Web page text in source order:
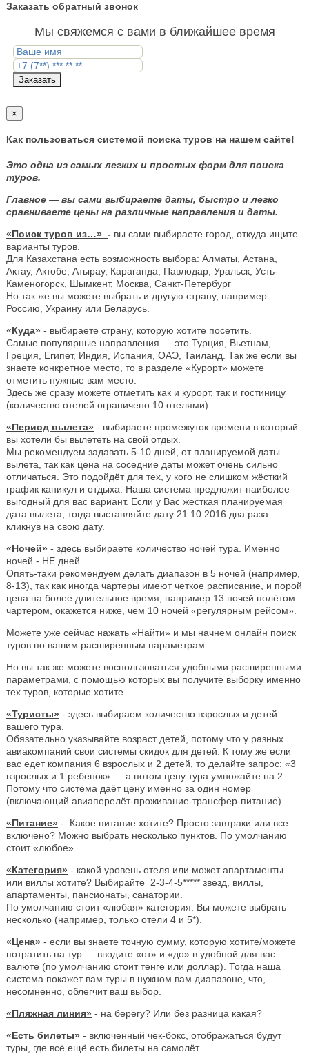
Заказать обратный звонок
Мы свяжемся с вами в ближайшее время
Заказать
×
Как пользоваться системой поиска туров на нашем сайте!
Это одна из самых легких и простых форм для поиска
туров.
Главное — вы сами выбираете даты, быстро и легко
сравниваете цены на различные направления и даты.
«Поиск туров из…» - вы сами выбираете город, откуда ищите
варианты туров.
Для Казахстана есть возможность выбора: Алматы, Астана,
Актау, Актобе, Атырау, Караганда, Павлодар, Уральск, Усть-
Каменогорск, Шымкент, Москва, Санкт-Петербург
Но так же вы можете выбрать и другую страну, например
Россию, Украину или Беларусь.
«Куда» - выбираете страну, которую хотите посетить.
Самые популярные направления — это Турция, Вьетнам,
Греция, Египет, Индия, Испания, ОАЭ, Таиланд. Так же если вы
знаете конкретное место, то в разделе «Курорт» можете
отметить нужные вам место.
Здесь же сразу можете отметить как и курорт, так и гостиницу
(количество отелей ограничено 10 отелями).
«Период вылета» - выбираете промежуток времени в который
вы хотели бы вылететь на свой отдых.
Мы рекомендуем задавать 5-10 дней, от планируемой даты
вылета, так как цена на соседние даты может очень сильно
отличаться. Это подойдёт для тех, у кого не слишком жёсткий
график каникул и отдыха. Наша система предложит наиболее
выгодный для вас вариант. Если у Вас жесткая планируемая
дата вылета, тогда выставляйте дату 21.10.2016 два раза
кликнув на свою дату.
«Ночей» - здесь выбираете количество ночей тура. Именно
ночей - НЕ дней.
Опять-таки рекомендуем делать диапазон в 5 ночей (например,
8-13), так как иногда чартеры имеют четкое расписание, и порой
цена на более длительное время, например 13 ночей полётом
чартером, окажется ниже, чем 10 ночей «регулярным рейсом».
Можете уже сейчас нажать «Найти» и мы начнем онлайн поиск
туров по вашим расширенным параметрам.
Но вы так же можете воспользоваться удобными расширенными
параметрами, с помощью которых вы получите выборку именно
тех туров, которые хотите.
«Туристы» - здесь выбираем количество взрослых и детей
вашего тура.
Обязательно указывайте возраст детей, потому что у разных
авиакомпаний свои системы скидок для детей. К тому же если
вас едет компания 6 взрослых и 2 детей, то делайте запрос: «3
взрослых и 1 ребенок» — а потом цену тура умножайте на 2.
Потому что система даёт цену именно за один номер
(включающий авиаперелёт-проживание-трансфер-питание).
«Питание» - Какое питание хотите? Просто завтраки или все
включено? Можно выбрать несколько пунктов. По умолчанию
стоит «любое».
«Категория» - какой уровень отеля или может апартаменты
или виллы хотите? Выбирайте 2-3-4-5***** звезд, виллы,
апартаменты, пансионаты, санатории.
По умолчанию стоит «любая» категория. Вы можете выбрать
несколько (например, только отели 4 и 5*).
«Цена» - если вы знаете точную сумму, которую хотите/можете
потратить на тур — вводите «от» и «до» в удобной для вас
валюте (по умолчанию стоит тенге или доллар). Тогда наша
система покажет вам туры в нужном вам диапазоне, что,
несомненно, облегчит ваш выбор.
«Пляжная линия» - на берегу? Или без разница какая?
«Есть билеты» - включенный чек-бокс, отображаться будут
туры, где всё ещё есть билеты на самолёт.